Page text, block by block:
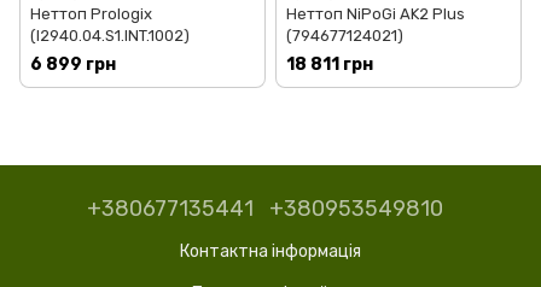
Неттоп Prologix
(I2940.04.S1.INT.1002)
6 899 грн
Неттоп NiPoGi AK2 Plus
(794677124021)
18 811 грн
+380677135441 +380953549810
Контактна інформація